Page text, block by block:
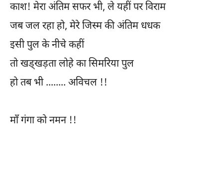
काश! मेरा अंतिम सफर भी, ले यहीं पर विराम
जब जल रहा हो, मेरे जिस्म की अंतिम धधक
इसी पुल के नीचे कहीं
तो खड्खड़ता लोहे का सिमरिया पुल
हो तब भी ........ अविचल !!
माँ गंगा को नमन !!